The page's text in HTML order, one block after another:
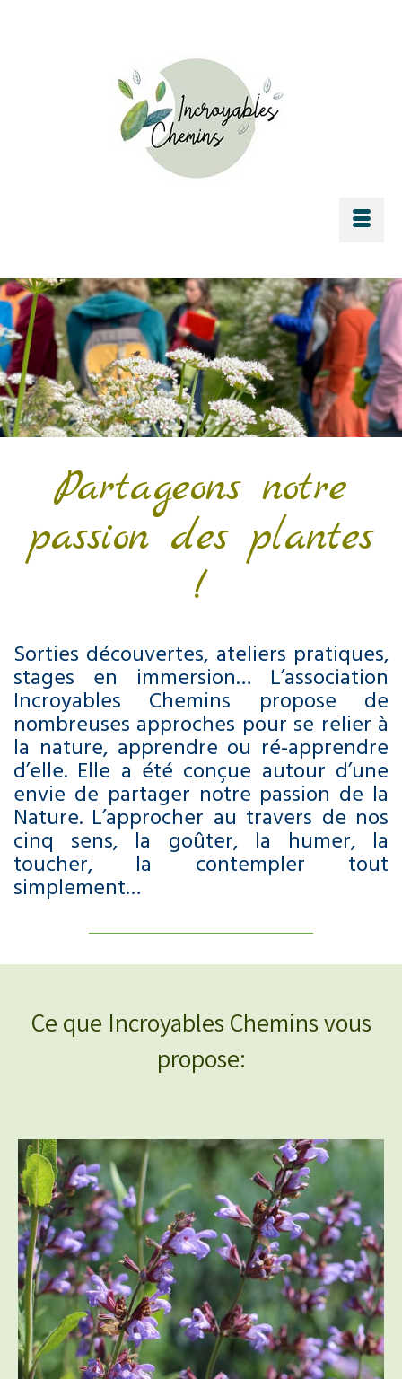
Partageons notre
passion des plantes
!
Sorties découvertes, ateliers pratiques,
stages en immersion… L’association
Incroyables Chemins propose de
nombreuses approches pour se relier à
la nature, apprendre ou ré-apprendre
d’elle. Elle a été conçue autour d’une
envie de partager notre passion de la
Nature. L’approcher au travers de nos
cinq sens, la goûter, la humer, la
toucher, la contempler tout
simplement…
Ce que Incroyables Chemins vous
propose: